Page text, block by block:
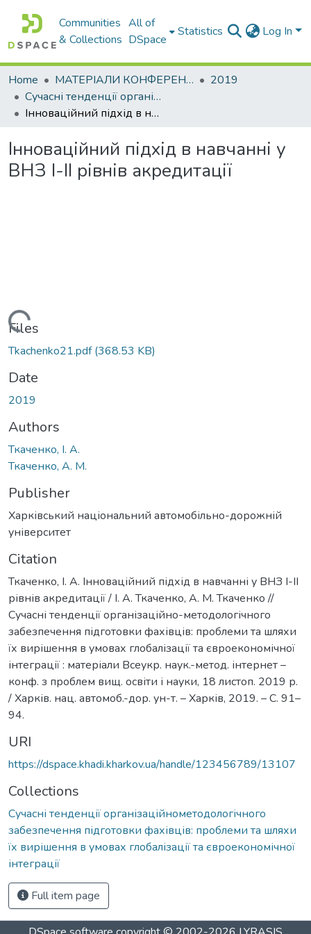
Communities
& Collections
All of
DSpace
Statistics Log In
Home МАТЕРІАЛИ КОНФЕРЕНЦІЙ
2019
Сучасні тенденції організаційнометодологічного забезпечення підготовки фахівців: проблеми та шляхи їх вирішення в умовах глобалізації та євроекономічної інтеграції
Інноваційний підхід в навчанні у ВНЗ I-II рівнів акредитації
Інноваційний підхід в навчанні у
ВНЗ I-II рівнів акредитації
Loading...
Files
Tkachenko21.pdf(368.53 KB)
Date
2019
Authors
Ткаченко, І. А.
Ткаченко, А. М.
Publisher
Харківський національний автомобільно-дорожній
університет
Citation
Ткаченко, І. А. Інноваційний підхід в навчанні у ВНЗ I-II
рівнів акредитації / І. А. Ткаченко, А. М. Ткаченко //
Сучасні тенденції організаційно-методологічного
забезпечення підготовки фахівців: проблеми та шляхи
їх вирішення в умовах глобалізації та євроекономічної
інтеграції : матеріали Всеукр. наук.-метод. інтернет –
конф. з проблем вищ. освіти і науки, 18 листоп. 2019 р.
/ Харків. нац. автомоб.-дор. ун-т. – Харків, 2019. – С. 91–
94.
URI
https://dspace.khadi.kharkov.ua/handle/123456789/13107
Collections
Сучасні тенденції організаційнометодологічного
забезпечення підготовки фахівців: проблеми та шляхи
їх вирішення в умовах глобалізації та євроекономічної
інтеграції
Full item page